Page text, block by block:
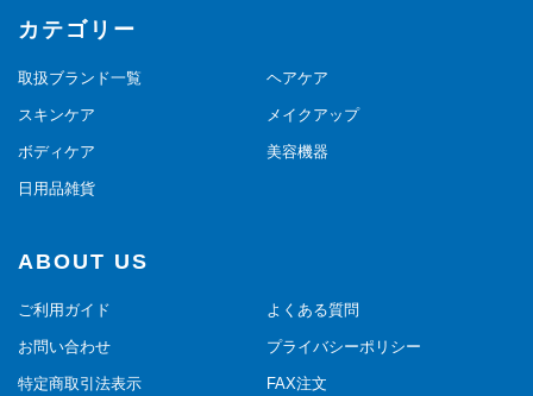
カテゴリー
取扱ブランド一覧 ヘアケア
スキンケア メイクアップ
ボディケア 美容機器
日用品雑貨
ABOUT US
ご利用ガイド よくある質問
お問い合わせ プライバシーポリシー
特定商取引法表示 FAX注文